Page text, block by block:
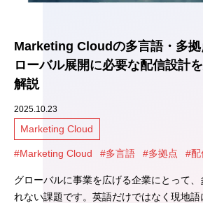
Marketing Cloudの多言語・多
ローバル展開に必要な配信設計
解説
2025.10.23
Marketing Cloud
#Marketing Cloud #多言語 #多拠点 #配
グローバルに事業を広げる企業にとって
れない課題です。英語だけではなく現地